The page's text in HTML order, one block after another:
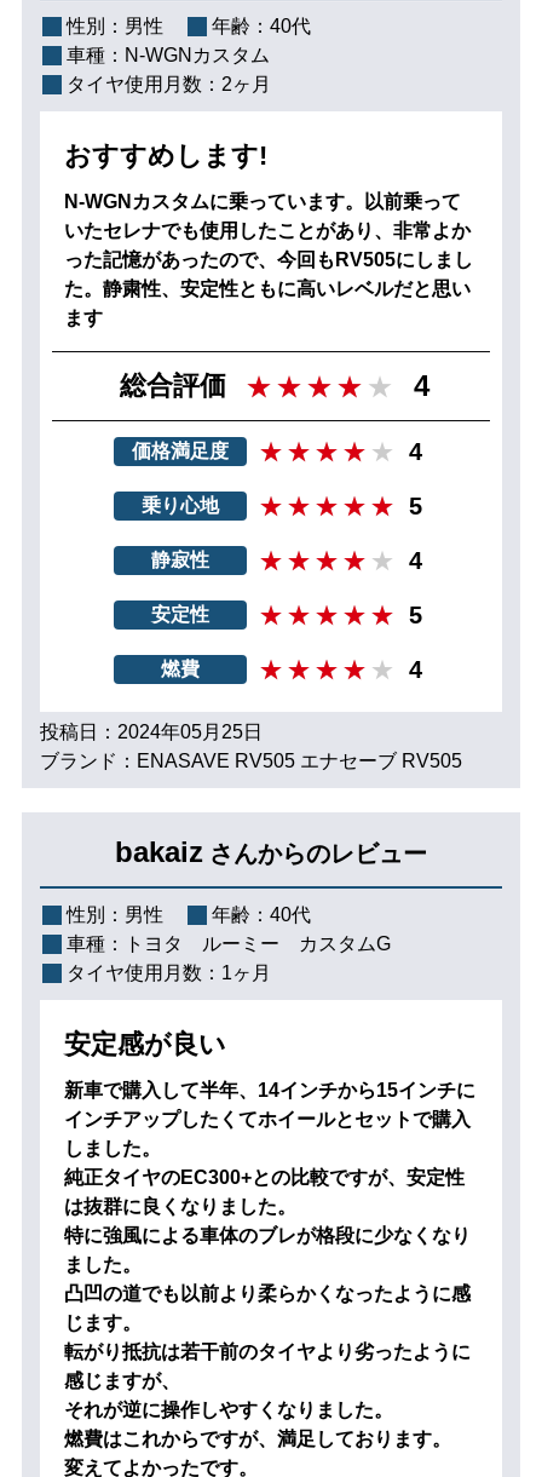
性別： 男性 年齢： 40代
車種： N-WGNカスタム
タイヤ使用月数： 2ヶ月
おすすめします!
N-WGNカスタムに乗っています。以前乗って
いたセレナでも使用したことがあり、非常よか
った記憶があったので、今回もRV505にしまし
た。静粛性、安定性ともに高いレベルだと思い
ます
総合評価 4
価格満足度 4
乗り心地 5
静寂性 4
安定性 5
燃費 4
投稿日：2024年05月25日
ブランド：ENASAVE RV505 エナセーブ RV505
bakaiz さんからのレビュー
性別： 男性 年齢： 40代
車種：
トヨタ ルーミー カスタムG
タイヤ使用月数： 1ヶ月
安定感が良い
新車で購入して半年、14インチから15インチに
インチアップしたくてホイールとセットで購入
しました。
純正タイヤのEC300+との比較ですが、安定性
は抜群に良くなりました。
特に強風による車体のブレが格段に少なくなり
ました。
凸凹の道でも以前より柔らかくなったように感
じます。
転がり抵抗は若干前のタイヤより劣ったように
感じますが、
それが逆に操作しやすくなりました。
燃費はこれからですが、満足しております。
変えてよかったです。